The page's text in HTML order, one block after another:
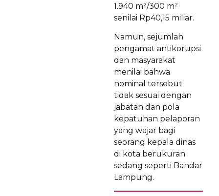
1.940 m²/300 m²
senilai Rp40,15 miliar.
Namun, sejumlah
pengamat antikorupsi
dan masyarakat
menilai bahwa
nominal tersebut
tidak sesuai dengan
jabatan dan pola
kepatuhan pelaporan
yang wajar bagi
seorang kepala dinas
di kota berukuran
sedang seperti Bandar
Lampung.